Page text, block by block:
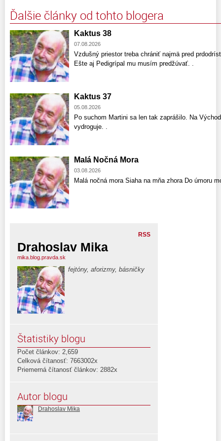
Ďalšie články od tohto blogera
Kaktus 38
07.08.2026
Vzdušný priestor treba chrániť najmä pred
Ešte aj Pedigrípal mu musím predžúvať. .
Kaktus 37
05.08.2026
Po suchom Martini sa len tak zaprášilo. Na
vydroguje. .
Malá Nočná Mora
03.08.2026
Malá nočná mora Siaha na mňa zhora Do úmoru
RSS
Drahoslav Mika
mika.blog.pravda.sk
fejtóny, aforizmy, básničky
Štatistiky blogu
Počet článkov: 2,659
Celková čítanosť: 7663002x
Priemerná čítanosť článkov: 2882x
Autor blogu
Drahoslav Mika